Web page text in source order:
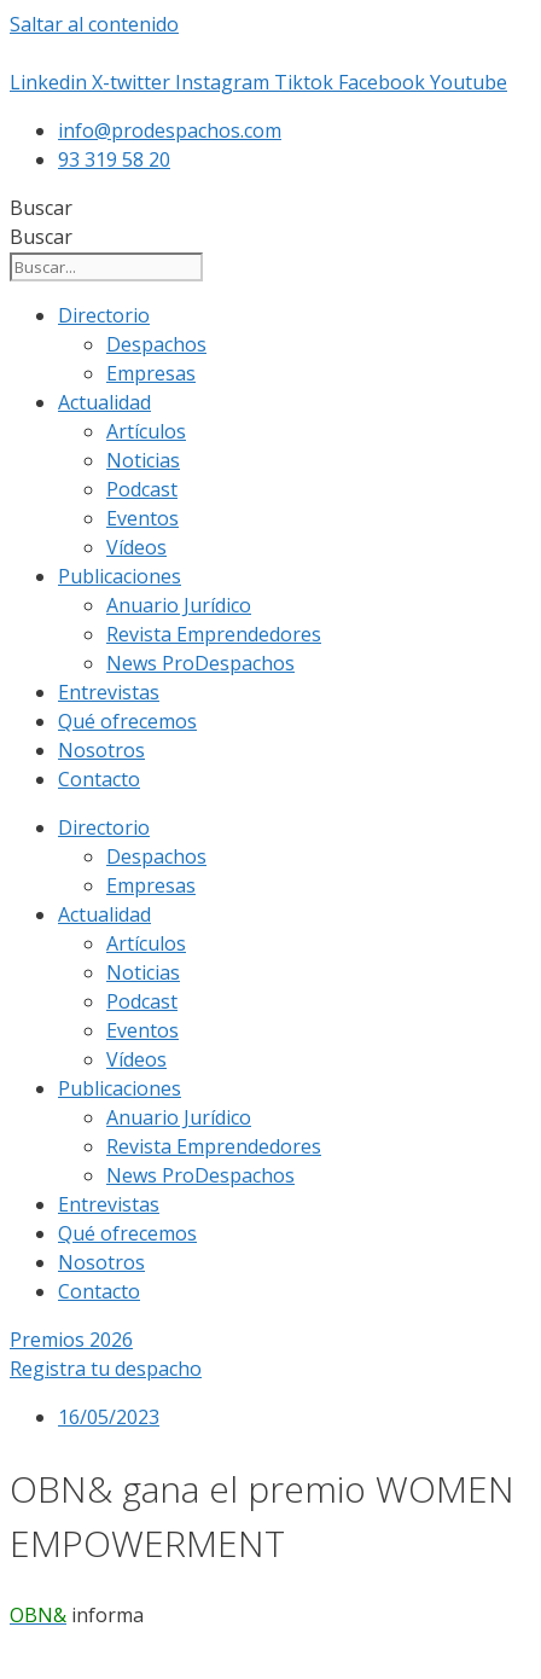
Saltar al contenido
Linkedin X-twitter Instagram Tiktok FacebookYoutube
info@prodespachos.com
93 319 58 20
Buscar
Buscar
Directorio
Despachos
Empresas
Actualidad
Artículos
Noticias
Podcast
Eventos
Vídeos
Publicaciones
Anuario Jurídico
Revista Emprendedores
News ProDespachos
Entrevistas
Qué ofrecemos
Nosotros
Contacto
Directorio
Despachos
Empresas
Actualidad
Artículos
Noticias
Podcast
Eventos
Vídeos
Publicaciones
Anuario Jurídico
Revista Emprendedores
News ProDespachos
Entrevistas
Qué ofrecemos
Nosotros
Contacto
Premios 2026
Registra tu despacho
16/05/2023
OBN& gana el premio WOMEN
EMPOWERMENT
OBN& informa